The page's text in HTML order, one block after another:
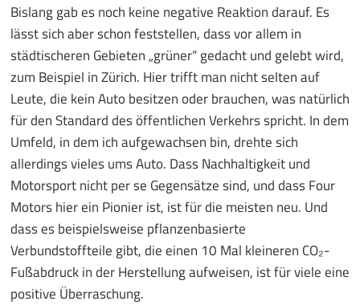
Bislang gab es noch keine negative Reaktion darauf. Es
lässt sich aber schon feststellen, dass vor allem in
städtischeren Gebieten „grüner“ gedacht und gelebt wird,
zum Beispiel in Zürich. Hier trifft man nicht selten auf
Leute, die kein Auto besitzen oder brauchen, was natürlich
für den Standard des öffentlichen Verkehrs spricht. In dem
Umfeld, in dem ich aufgewachsen bin, drehte sich
allerdings vieles ums Auto. Dass Nachhaltigkeit und
Motorsport nicht per se Gegensätze sind, und dass Four
Motors hier ein Pionier ist, ist für die meisten neu. Und
dass es beispielsweise pflanzenbasierte
Verbundstoffteile gibt, die einen 10 Mal kleineren CO₂-
Fußabdruck in der Herstellung aufweisen, ist für viele eine
positive Überraschung.